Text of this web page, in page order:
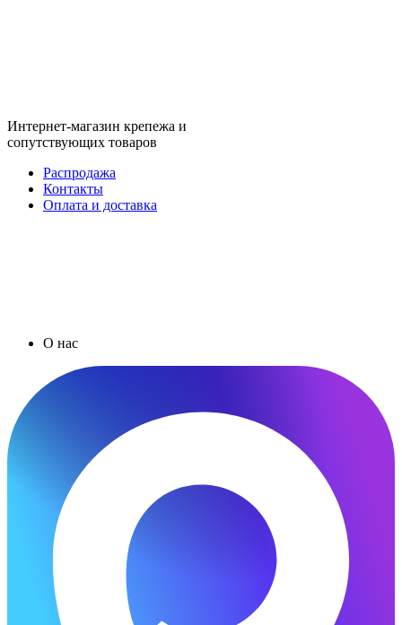
Интернет-магазин крепежа и
сопутствующих товаров
Распродажа
Контакты
Оплата и доставка
О нас